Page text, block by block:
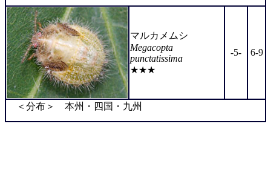
マルカメムシ
Megacopta
punctatissima
★★★
-5- 6-9
＜分布＞ 本州・四国・九州